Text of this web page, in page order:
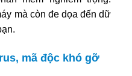
mà còn đe dọa đến dữ
mã độc khó gỡ